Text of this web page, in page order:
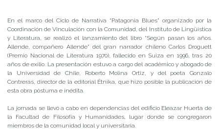
En el marco del Ciclo de Narrativa “Patagonia Blues” organizado por la
Coordinación de Vinculación con la Comunidad, del Instituto de Lingüística
y Literatura, se realizó el lanzamiento del libro “Según pasan los años.
Allende, compañero Allende” del gran narrador chileno Carlos Droguett
(Premio Nacional de Literatura 1970), fallecido en Suiza en 1996, tras 20
años de exilio. La presentación estuvo a cargo del académico y abogado de
la Universidad de Chile, Roberto Molina Ortiz, y del poeta Gonzalo
Contreras, director de la editorial Étnika, que hizo posible la publicación de
esta obra póstuma e inédita.
La jornada se llevó a cabo en dependencias del edificio Eleazar Huerta de
la Facultad de Filosofía y Humanidades, lugar donde se congregaron
miembros de la comunidad local y universitaria.